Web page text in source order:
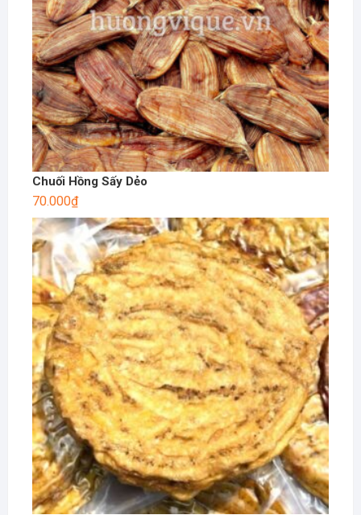
Chuối Hồng Sấy Dẻo
70.000₫